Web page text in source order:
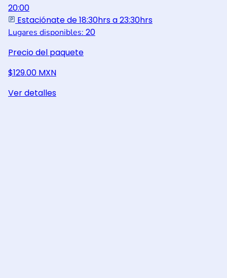
20:00
Estaciónate de 18:30hrs a 23:30hrs
Lugares disponibles: 20
Precio del paquete
$129.00 MXN
Ver detalles